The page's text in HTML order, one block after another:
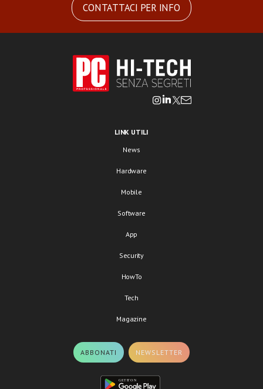
CONTATTACI PER INFO
LINK UTILI
News
Hardware
Mobile
Software
App
Security
HowTo
Tech
Magazine
ABBONATI NEWSLETTER